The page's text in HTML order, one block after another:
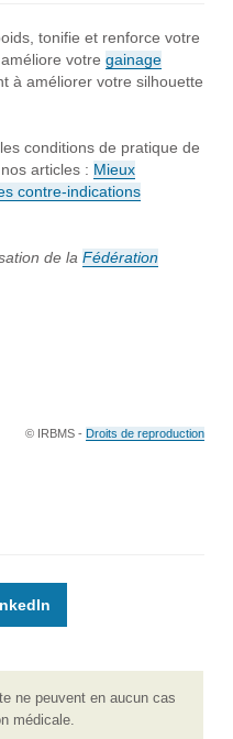
tonifie et renforce votre
votregainage
à améliorer votre silhouette
conditions de pratique de
articles : Mieux
contre-indications
de laFédération
© IRBMS - Droits de reproduction
ne peuvent en aucun cas
médicale.